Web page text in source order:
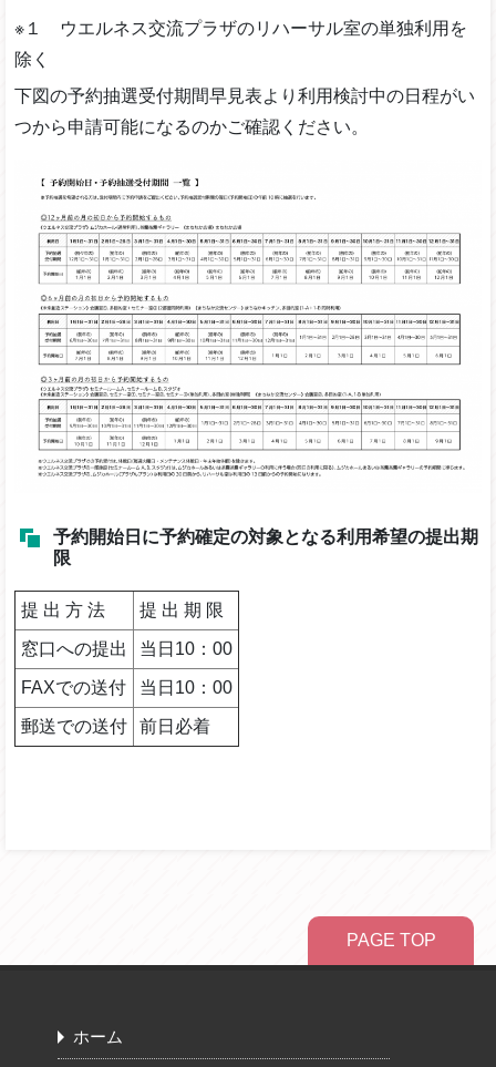
※１ ウエルネス交流プラザのリハーサル室の単独利用を
除く
下図の予約抽選受付期間早見表より利用検討中の日程がい
つから申請可能になるのかご確認ください。
予約開始日に予約確定の対象となる利用希望の提出期
限
提 出 方 法 提 出 期 限
窓口への提出 当日10：00
FAXでの送付 当日10：00
郵送での送付 前日必着
PAGE TOP
ホーム